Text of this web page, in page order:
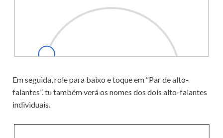
Em seguida, role para baixo e toque em “Par de alto-
falantes”. tu também verá os nomes dos dois alto-falantes
individuais.